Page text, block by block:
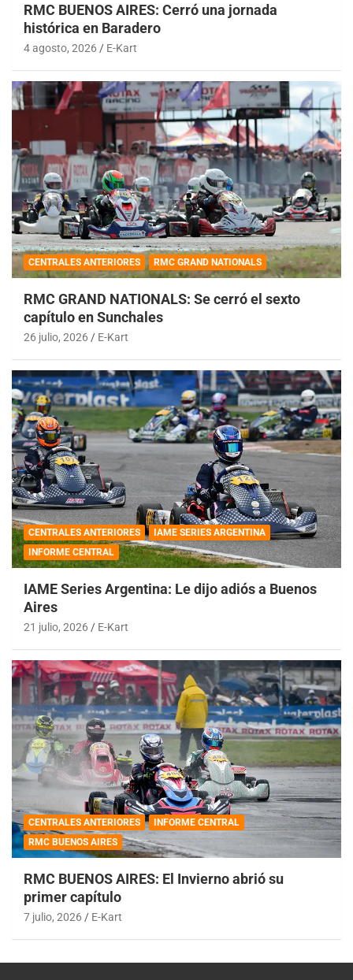
RMC BUENOS AIRES: Cerró una jornada
histórica en Baradero
4 agosto, 2026 E-Kart
CENTRALES ANTERIORES RMC GRAND NATIONALS
RMC GRAND NATIONALS: Se cerró el sexto
capítulo en Sunchales
26 julio, 2026 E-Kart
CENTRALES ANTERIORES
IAME SERIES ARGENTINA
INFORME CENTRAL
IAME Series Argentina: Le dijo adiós a Buenos
Aires
21 julio, 2026 E-Kart
CENTRALES ANTERIORES
INFORME CENTRAL
RMC BUENOS AIRES
RMC BUENOS AIRES: El Invierno abrió su
primer capítulo
7 julio, 2026 E-Kart